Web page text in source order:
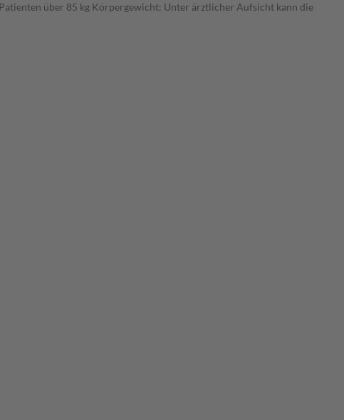
über 85 kg Körpergewicht: Unter ärztlicher Aufsicht kann die